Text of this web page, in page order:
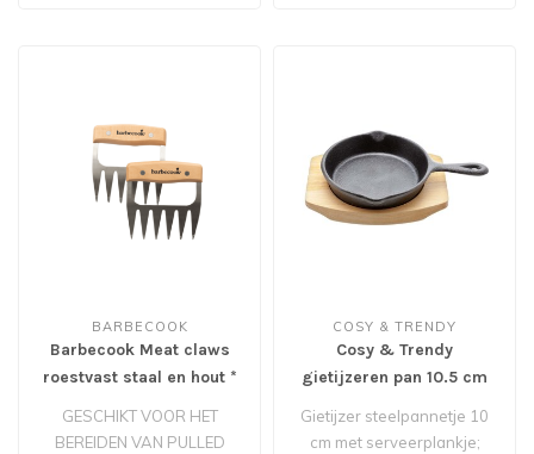
BARBECOOK
Barbecook Meat claws
roestvast staal en hout *
GESCHIKT VOOR HET
BEREIDEN VAN PULLED
COSY & TRENDY
Cosy & Trendy
gietijzeren pan 10.5 cm
Gietijzer steelpannetje 10
cm met serveerplankje;